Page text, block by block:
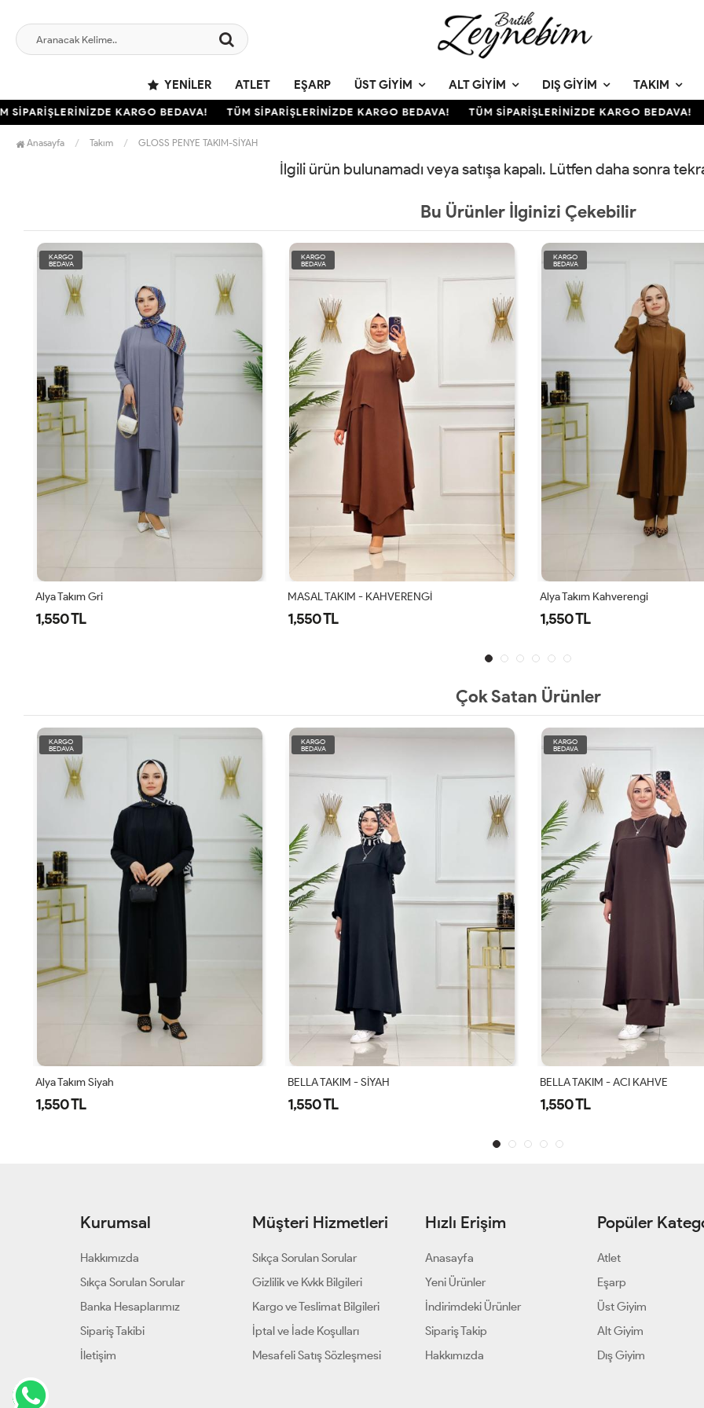
YENILER ATLET EŞARP ÜST GIYIM ALT GIYIM DIŞ GIYIM TAKIM
KARGO BEDAVA! TÜM SİPARİŞLERİNİZDE KARGO BEDAVA! TÜM SİPARİŞLERİNİZDE KARGO BEDAVA!
Anasayfa Takım GLOSS PENYE TAKIM-SİYAH
İlgili ürün bulunamadı veya satışa kapalı. Lütfen daha sonra
Bu Ürünler İlginizi Çekebilir
KARGO
BEDAVA
MASAL TAKIM - KAHVERENGİ
1,550 TL
KARGO
BEDAVA
Alya Takım Kahverengi
1,550 TL
KARGO
BEDAVA
Alya Takım Lacivert
1,550 TL
Çok Satan Ürünler
KARGO
BEDAVA
BELLA TAKIM - SİYAH
1,550 TL
KARGO
BEDAVA
BELLA TAKIM - ACI KAHVE
1,550 TL
KARGO
BEDAVA
Gülşah Takım Siyah
1,900 TL
Kurumsal
Hakkımızda
Sıkça Sorulan Sorular
Banka Hesaplarımız
Sipariş Takibi
İletişim
Müşteri Hizmetleri
Sıkça Sorulan Sorular
Gizlilik ve Kvkk Bilgileri
Kargo ve Teslimat Bilgileri
İptal ve İade Koşulları
Mesafeli Satış Sözleşmesi
Hızlı Erişim
Anasayfa
Yeni Ürünler
İndirimdeki Ürünler
Sipariş Takip
Hakkımızda
Popüler
Atlet
Eşarp
Üst Giyim
Alt Giyim
Dış Giyim